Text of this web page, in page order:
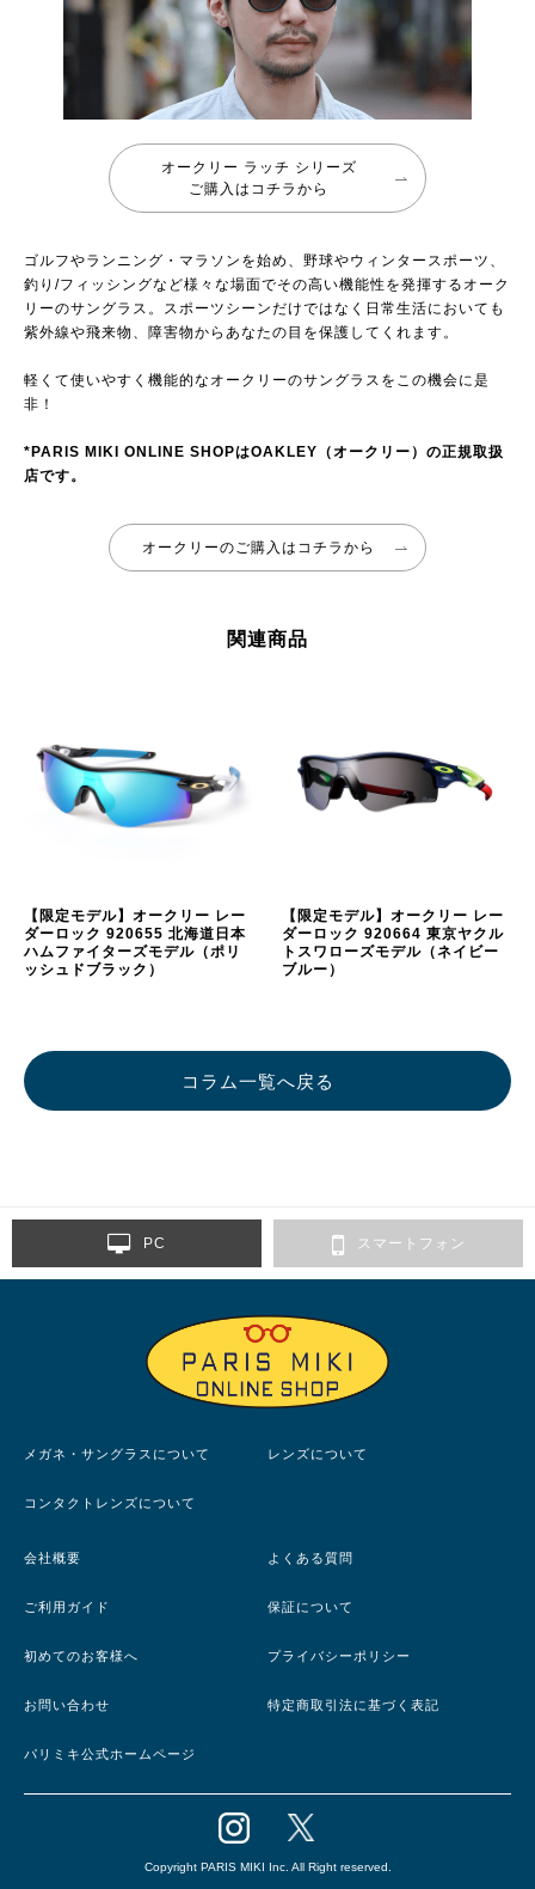
オークリー ラッチ シリーズ
ご購入はコチラから
ゴルフやランニング・マラソンを始め、野球やウィンタースポーツ、
釣り/フィッシングなど様々な場面でその高い機能性を発揮するオーク
リーのサングラス。スポーツシーンだけではなく日常生活においても
紫外線や飛来物、障害物からあなたの目を保護してくれます。
軽くて使いやすく機能的なオークリーのサングラスをこの機会に是
非！
*PARIS MIKI ONLINE SHOPはOAKLEY（オークリー）の正規取扱
店です。
オークリーのご購入はコチラから
関連商品
【限定モデル】オークリー レー
ダーロック 920655 北海道日本
ハムファイターズモデル （ポリ
ッシュドブラック）
【限定モデル】オークリー レー
ダーロック 920664 東京ヤクル
トスワローズモデル （ネイビー
ブルー）
コラム一覧へ戻る
PC スマートフォン
メガネ・サングラスについて レンズについて
コンタクトレンズについて
会社概要 よくある質問
ご利用ガイド 保証について
初めてのお客様へ プライバシーポリシー
お問い合わせ 特定商取引法に基づく表記
パリミキ公式ホームページ
Copyright PARIS MIKI Inc. All Right reserved.